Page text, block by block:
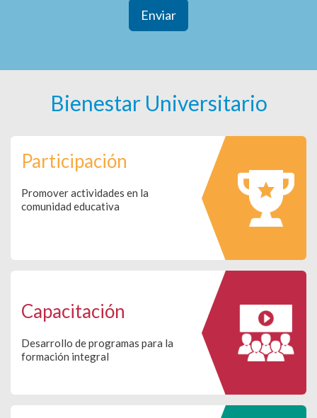
Enviar
Bienestar Universitario
Participación
Promover actividades en la
comunidad educativa
Capacitación
Desarrollo de programas para la
formación integral